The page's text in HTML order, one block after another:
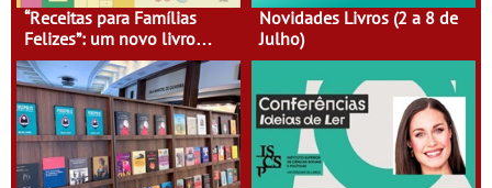
“Receitas para Famílias
Felizes”: um novo livro
sobre cozinhar, cuidar e
estar em família
Novidades Livros (2 a 8 de
Julho)